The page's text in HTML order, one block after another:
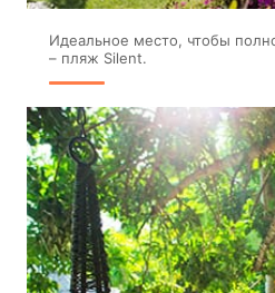
Идеальное место, чтобы
– пляж Silent.